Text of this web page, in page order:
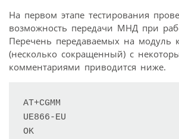
На первом этапе тестирования
возможность передачи МНД при
Перечень передаваемых на модуль
(несколько сокращенный) с
комментариями приводится ниже.
AT+CGMM
UE866-EU
OK